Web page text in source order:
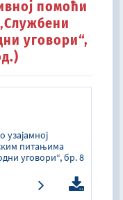
помоћи
уговори“,
узајамној
питањима
уговори“, бр. 8